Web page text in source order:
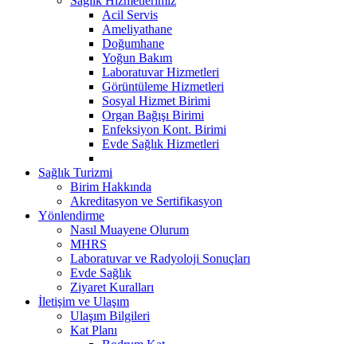
Acil Servis
Ameliyathane
Doğumhane
Yoğun Bakım
Laboratuvar Hizmetleri
Görüntüleme Hizmetleri
Sosyal Hizmet Birimi
Organ Bağışı Birimi
Enfeksiyon Kont. Birimi
Evde Sağlık Hizmetleri
Sağlık Turizmi
Birim Hakkında
Akreditasyon ve Sertifikasyon
Yönlendirme
Nasıl Muayene Olurum
MHRS
Laboratuvar ve Radyoloji Sonuçları
Evde Sağlık
Ziyaret Kuralları
İletişim ve Ulaşım
Ulaşım Bilgileri
Kat Planı